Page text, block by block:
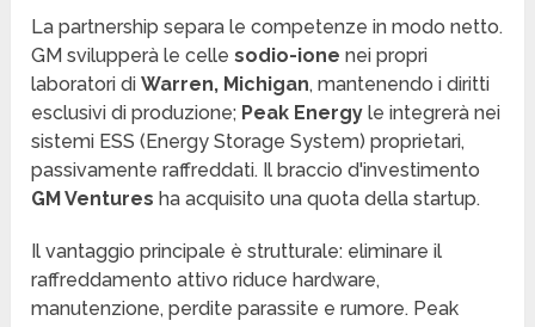
La partnership separa le competenze in modo netto.
GM svilupperà le cellesodio-ione nei propri
laboratori diWarren, Michigan, mantenendo i diritti
esclusivi di produzione; Peak Energy le integrerà nei
sistemi ESS (Energy Storage System) proprietari,
passivamente raffreddati. Il braccio d'investimento
GM Ventures ha acquisito una quota della startup.
Il vantaggio principale è strutturale: eliminare il
raffreddamento attivo riduce hardware,
manutenzione, perdite parassite e rumore. Peak